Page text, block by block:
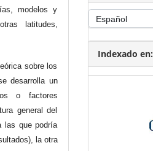
modelos y
latitudes,
sobre los
desarrolla un
o factores
general del
las que podría
la otra
Indexado en: